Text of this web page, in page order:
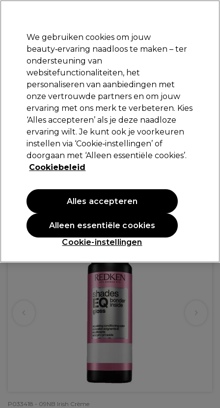
Aanmelden
Merken Deals Haar Elektra
Volgende dag geleverd*
Na verzending, maandag t/m vrijdag
Redken
Redken Shades EQ Bonder Inside Demi-
permanente haarkleuring - 09NB Irish Crème
60ml
(22)
29.92 € per 100ml
PROMOTIE
P033418 - 09NB Irish Crème
We gebruiken cookies om jouw
beauty‑ervaring naadloos te maken – ter
ondersteuning van
websitefunctionaliteiten, het
personaliseren van aanbiedingen met
onze vertrouwde partners en om jouw
ervaring met ons merk te verbeteren. Kies
‘Alles accepteren’ als je deze naadloze
ervaring wilt. Je kunt ook je voorkeuren
instellen via ‘Cookie‑instellingen’ of
doorgaan met ‘Alleen essentiële cookies’.
Cookiebeleid
Cookie-instellingen
Alleen essentiële cookies
Alles accepteren